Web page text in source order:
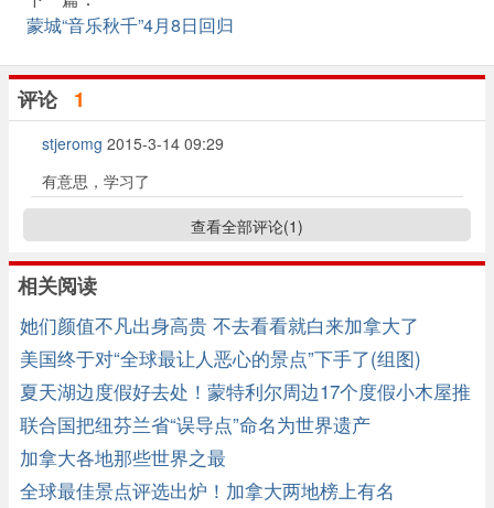
蒙城“音乐秋千”4月8日回归
评论 1
stjeromg 2015-3-14 09:29
有意思，学习了
查看全部评论(1)
相关阅读
她们颜值不凡出身高贵 不去看看就白来加拿大了
美国终于对“全球最让人恶心的景点”下手了(组图)
夏天湖边度假好去处！蒙特利尔周边17个度假小木屋推
荐
联合国把纽芬兰省“误导点”命名为世界遗产
加拿大各地那些世界之最
全球最佳景点评选出炉！加拿大两地榜上有名